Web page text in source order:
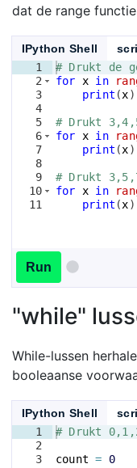
dat de range
IPython Shell
1
2
3
4
5
6
7
8
9
10
11
# Drukt de
for
x in
print (x)
# Drukt
for
x in
print (x)
# Drukt
for
x in
print (x)
Run
"while"
While-lussen
booleaanse
IPython Shell
1
2
3
# Drukt
count =
0